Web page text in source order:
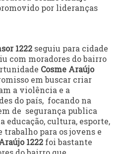
por lideranças
1222 seguiu para cidade
com moradores do bairro
Cosme Araújo
em buscar criar
a violência e a
do país, focando na
de segurança publica
educação, cultura, esporte,
para os jovens e
1222 foi bastante